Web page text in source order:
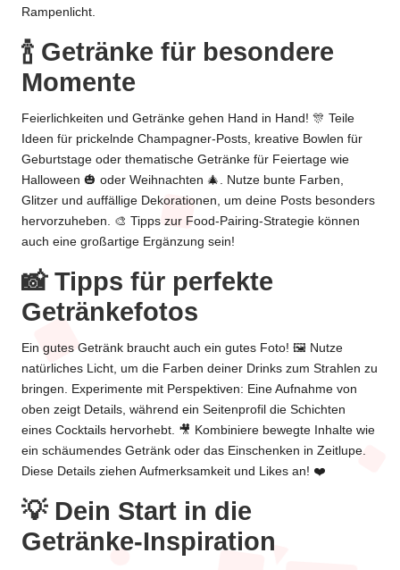
Rampenlicht.
🍾 Getränke für besondere
Momente
Feierlichkeiten und Getränke gehen Hand in Hand! 🎊 Teile
Ideen für prickelnde Champagner-Posts, kreative Bowlen für
Geburtstage oder thematische Getränke für Feiertage wie
Halloween 🎃 oder Weihnachten 🎄. Nutze bunte Farben,
Glitzer und auffällige Dekorationen, um deine Posts besonders
hervorzuheben. 🎨 Tipps zur Food-Pairing-Strategie können
auch eine großartige Ergänzung sein!
📸 Tipps für perfekte
Getränkefotos
Ein gutes Getränk braucht auch ein gutes Foto! 🖼️ Nutze
natürliches Licht, um die Farben deiner Drinks zum Strahlen zu
bringen. Experimente mit Perspektiven: Eine Aufnahme von
oben zeigt Details, während ein Seitenprofil die Schichten
eines Cocktails hervorhebt. 🎥 Kombiniere bewegte Inhalte wie
ein schäumendes Getränk oder das Einschenken in Zeitlupe.
Diese Details ziehen Aufmerksamkeit und Likes an! ❤️
💡 Dein Start in die
Getränke-Inspiration